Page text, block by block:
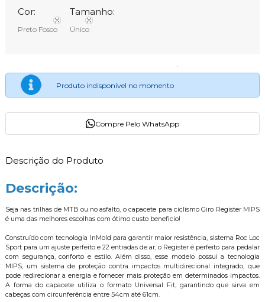
Cor:
Preto Fosco
Tamanho:
Único
Produto indisponível no momento
Compre Pelo WhatsApp
Descrição do Produto
Descrição:
Seja nas trilhas de MTB ou no asfalto, o capacete para ciclismo Giro Register MIPS
é uma das melhores escolhas com ótimo custo beneficio!
Construído com tecnologia InMold para garantir maior resistência, sistema Roc Loc
Sport para um ajuste perfeito e 22 entradas de ar, o Register é perfeito para pedalar
com segurança, conforto e estilo. Além disso, esse modelo possui a tecnologia
MIPS, um sistema de proteção contra impactos multidirecional integrado, que
pode redirecionar a energia e fornecer mais proteção em determinados impactos.
A forma do capacete utiliza o formato Universal Fit, garantindo que sirva em
cabeças com circunferência entre 54cm até 61cm.